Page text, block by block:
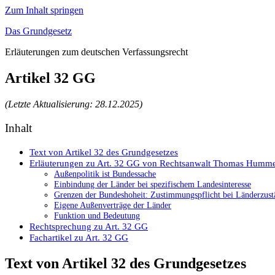
Zum Inhalt springen
Das Grundgesetz
Erläuterungen zum deutschen Verfassungsrecht
Artikel 32 GG
(Letzte Aktualisierung: 28.12.2025)
Inhalt
Text von Artikel 32 des Grundgesetzes
Erläuterungen zu Art. 32 GG von Rechtsanwalt Thomas
Außenpolitik ist Bundessache
Einbindung der Länder bei spezifischem Landesinteresse
Grenzen der Bundeshoheit: Zustimmungspflicht bei
Eigene Außenverträge der Länder
Funktion und Bedeutung
Rechtsprechung zu Art. 32 GG
Fachartikel zu Art. 32 GG
Text von Artikel 32 des Grundgesetzes